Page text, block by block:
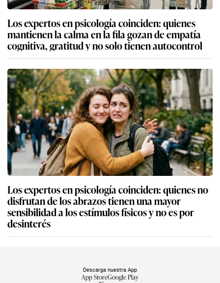
Los expertos en psicología coinciden: quienes
mantienen la calma en la fila gozan de empatía
cognitiva, gratitud y no solo tienen autocontrol
Los expertos en psicología coinciden: quienes no
disfrutan de los abrazos tienen una mayor
sensibilidad a los estímulos físicos y no es por
desinterés
Descarga nuestra App
App StoreGoogle Play